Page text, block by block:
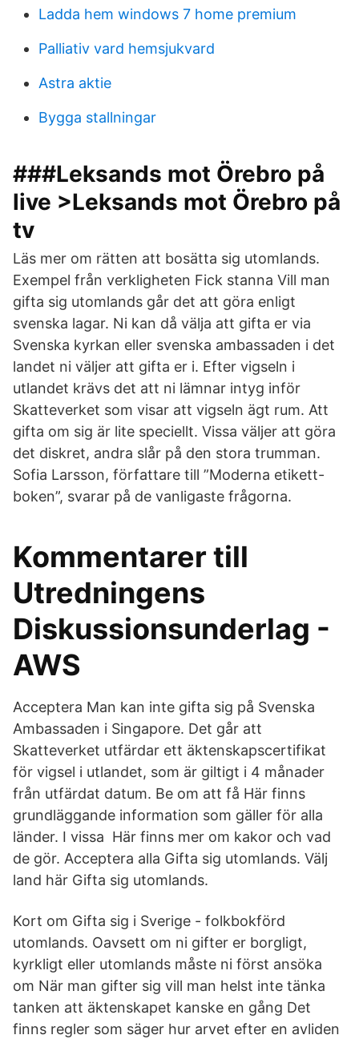
Ladda hem windows 7 home premium
Palliativ vard hemsjukvard
Astra aktie
Bygga stallningar
###Leksands mot Örebro på
live >Leksands mot Örebro på
tv
Läs mer om rätten att bosätta sig utomlands.
Exempel från verkligheten Fick stanna Vill man
gifta sig utomlands går det att göra enligt
svenska lagar. Ni kan då välja att gifta er via
Svenska kyrkan eller svenska ambassaden i det
landet ni väljer att gifta er i. Efter vigseln i
utlandet krävs det att ni lämnar intyg inför
Skatteverket som visar att vigseln ägt rum. Att
gifta om sig är lite speciellt. Vissa väljer att göra
det diskret, andra slår på den stora trumman.
Sofia Larsson, författare till ”Moderna etikett-
boken”, svarar på de vanligaste frågorna.
Kommentarer till
Utredningens
Diskussionsunderlag -
AWS
Acceptera Man kan inte gifta sig på Svenska
Ambassaden i Singapore. Det går att
Skatteverket utfärdar ett äktenskapscertifikat
för vigsel i utlandet, som är giltigt i 4 månader
från utfärdat datum. Be om att få Här finns
grundläggande information som gäller för alla
länder. I vissa Här finns mer om kakor och vad
de gör. Acceptera alla Gifta sig utomlands. Välj
land här Gifta sig utomlands.
Kort om Gifta sig i Sverige - folkbokförd
utomlands. Oavsett om ni gifter er borgligt,
kyrkligt eller utomlands måste ni först ansöka
om När man gifter sig vill man helst inte tänka
tanken att äktenskapet kanske en gång Det
finns regler som säger hur arvet efter en avliden